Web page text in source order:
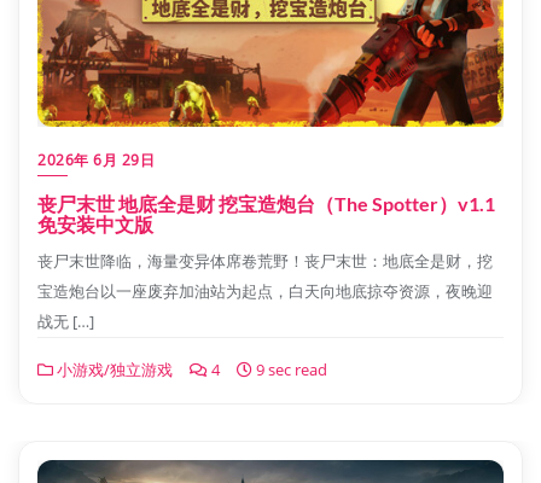
2026年 6月 29日
丧尸末世 地底全是财 挖宝造炮台（The Spotter）v1.1
免安装中文版
丧尸末世降临，海量变异体席卷荒野！丧尸末世：地底全是财，挖
宝造炮台以一座废弃加油站为起点，白天向地底掠夺资源，夜晚迎
战无 […]
小游戏/独立游戏 4 9 sec read